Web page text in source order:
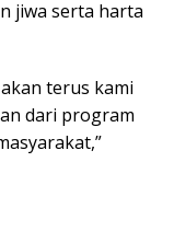
jiwa serta harta
terus kami
dari program